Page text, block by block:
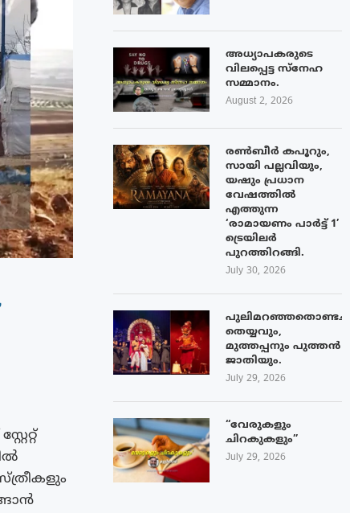
അധ്യാപകരുടെ
വിലപ്പെട്ട സ്നേഹ
സമ്മാനം.
August 2, 2026
രൺബീർ കപൂറും,
സായി പല്ലവിയും,
യഷും പ്രധാന
വേഷത്തിൽ
എത്തുന്ന
‘രാമായണം പാർട്ട് 1’
ട്രെയിലർ
പുറത്തിറങ്ങി.
July 30, 2026
തെയ്യവും,
മുത്തപ്പനും പുത്തൻ
ജാതിയും.
July 29, 2026
“വേരുകളും
ചിറകുകളും”
July 29, 2026